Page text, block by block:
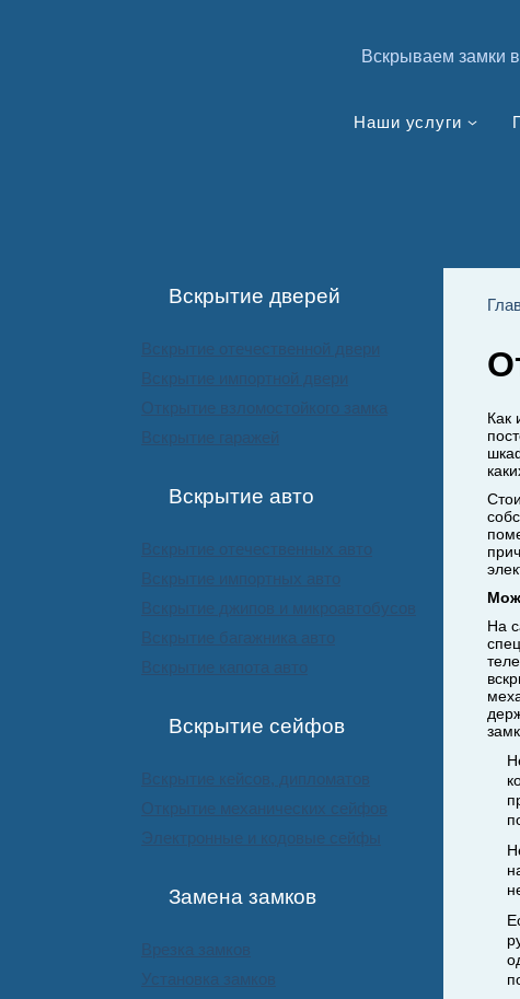
Вскрываем замки в
Наши услуги
Вскрытие дверей
Вскрытие отечественной двери
Вскрытие импортной двери
Открытие взломостойкого замка
Вскрытие гаражей
Вскрытие авто
Вскрытие отечественных авто
Вскрытие импортных авто
Вскрытие джипов и микроавтобусов
Вскрытие багажника авто
Вскрытие капота авто
Вскрытие сейфов
Вскрытие кейсов, дипломатов
Открытие механических сейфов
Электронные и кодовые сейфы
Замена замков
Врезка замков
Установка замков
Как
На